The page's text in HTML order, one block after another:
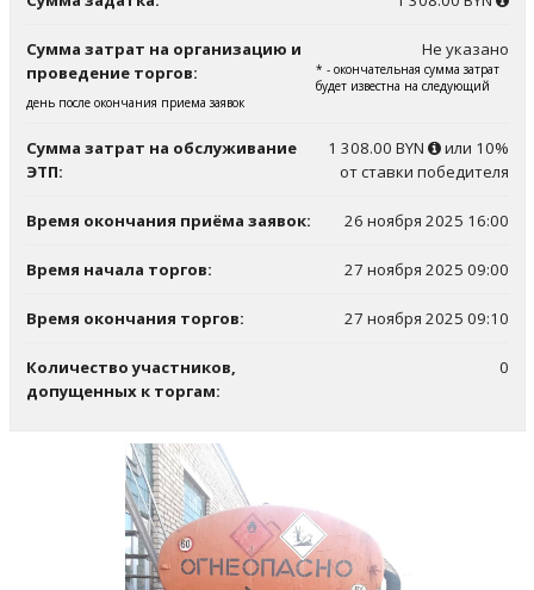
Сумма затрат на организацию и
проведение торгов:
Не указано
* - окончательная сумма затрат
будет известна на следующий
день после окончания приема заявок
Сумма затрат на обслуживание
ЭТП:
1 308.00 BYN
или 10%
от ставки победителя
Время окончания приёма заявок: 26 ноября 2025 16:00
Время начала торгов: 27 ноября 2025 09:00
Время окончания торгов: 27 ноября 2025 09:10
Количество участников,
допущенных к торгам:
0